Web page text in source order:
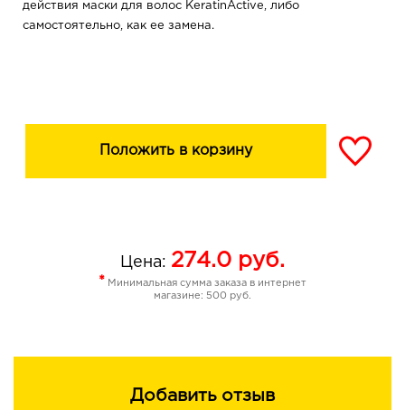
действия маски для волос KeratinActive, либо
самостоятельно, как ее замена.
гуаргидроксипропилтримония, ПЭГ-40
цетримония, силикон кватерниум-18, тридецет-6,
метилхлоризотиазолинон, метилизотиазолинон,
бутилфенилметилпропиональ, цитронеллол, кумарин
Положить в корзину
Цена: 274.0 руб.
* Минимальная сумма заказа в интернет
магазине: 500 руб.
Добавить отзыв